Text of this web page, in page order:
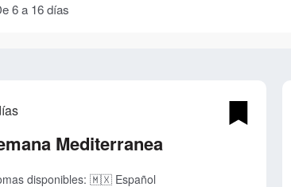
6 a 16 días
Mediterranea
disponibles: 🇲🇽 Español